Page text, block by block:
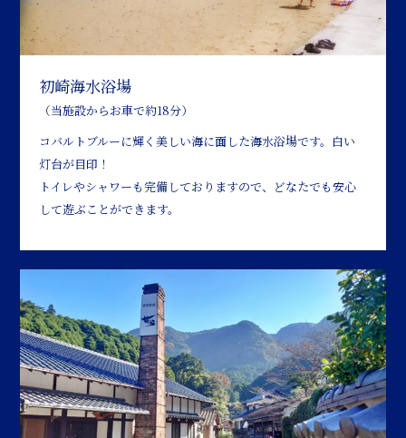
初崎海水浴場
（当施設からお車で約18分）
コバルトブルーに輝く美しい海に面した海水浴場です。白い
灯台が目印！
トイレやシャワーも完備しておりますので、どなたでも安心
して遊ぶことができます。